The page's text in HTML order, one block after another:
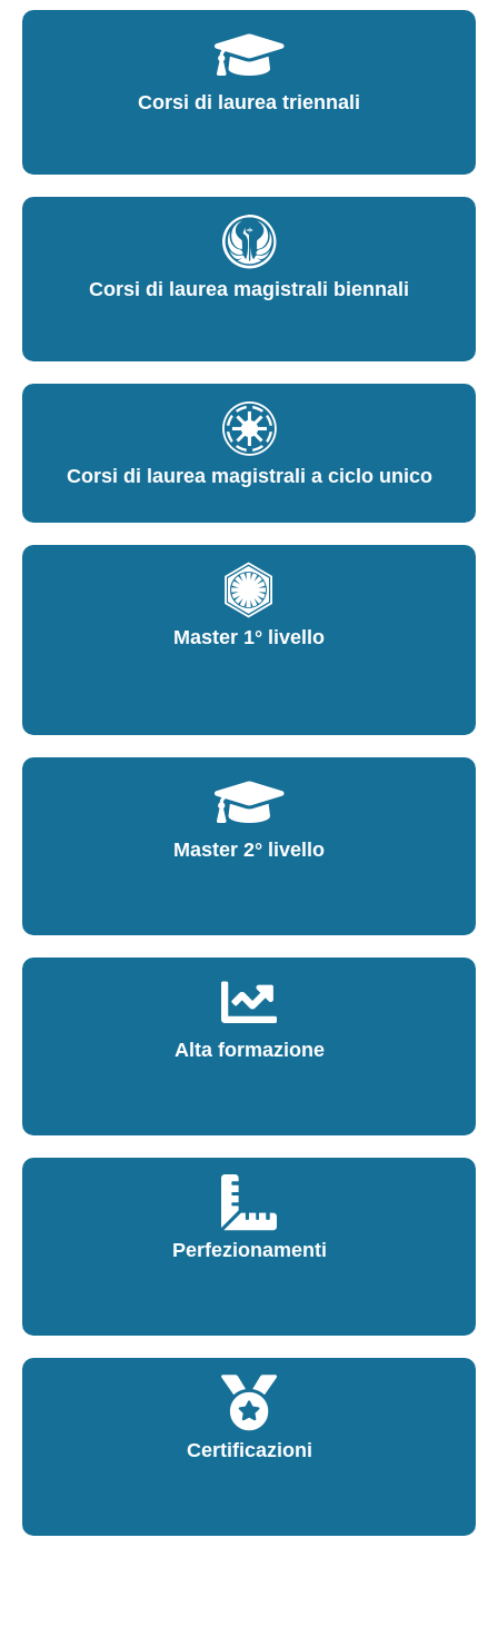
Corsi di laurea triennali
Corsi di laurea magistrali biennali
Corsi di laurea magistrali a ciclo unico
Master 1° livello
Master 2° livello
Alta formazione
Perfezionamenti
Certificazioni